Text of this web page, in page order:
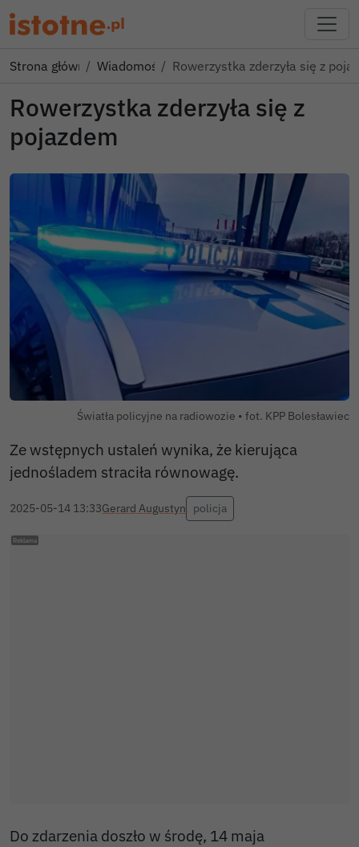
Strona główna Wiadomości Rowerzystka zderzyła się z
Rowerzystka zderzyła się z
pojazdem
Światła policyjne na radiowozie • fot. KPP Bolesławiec
Ze wstępnych ustaleń wynika, że kierująca
jednośladem straciła równowagę.
2025-05-14 13:33Gerard Augustyn policja
Do zdarzenia doszło w środę, 14 maja